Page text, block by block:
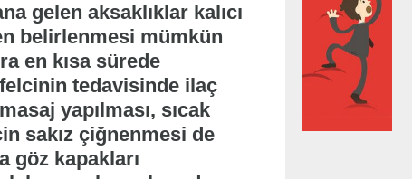
gelen aksaklıklar kalıcı
belirlenmesi mümkün
en kısa sürede
felcinin tedavisinde ilaç
yapılması, sıcak
sakız çiğnenmesi de
göz kapakları